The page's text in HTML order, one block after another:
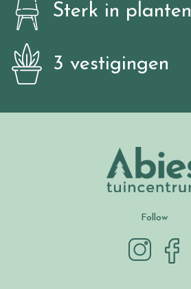
Sterk in planten
3 vestigingen
Follow